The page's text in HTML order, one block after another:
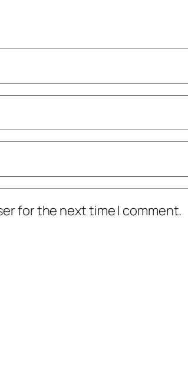
for the next time I comment.